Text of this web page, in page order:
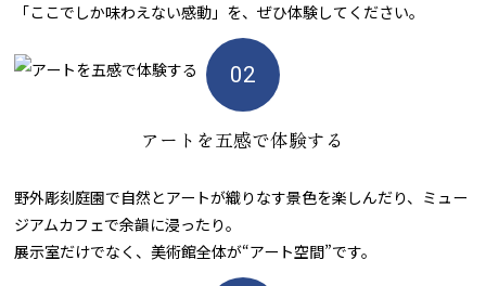
「ここでしか味わえない感動」を、ぜひ体験してください。
アートを五感で体験する
野外彫刻庭園で自然とアートが織りなす景色を楽しんだり、ミュー
ジアムカフェで余韻に浸ったり。
展示室だけでなく、美術館全体が“アート空間”です。